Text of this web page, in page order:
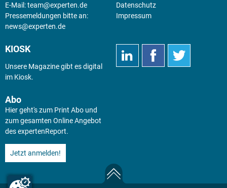
E-Mail:team@experten.de
Pressemeldungen bitte an:
news@experten.de
Datenschutz
Impressum
KIOSK
Unsere Magazine gibt es digital
im Kiosk.
Abo
Hier geht's zum Print Abo und
zum gesamten Online Angebot
des expertenReport.
Jetzt anmelden!